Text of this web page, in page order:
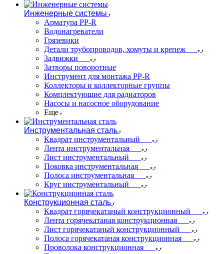
Инженерные системы
Арматура PP-R
Водонагреватели
Грязевики
Детали трубопроводов, хомуты и крепеж
Задвижки
Затворы поворотные
Инструмент для монтажа PP-R
Коллекторы и коллекторные группы
Комплектующие для радиаторов
Насосы и насосное оборудование
Еще
Инструментальная сталь
Квадрат инструментальный
Лента инструментальная
Лист инструментальный
Поковка инструментальная
Полоса инструментальная
Круг инструментальный
Конструкционная сталь
Квадрат горячекатаный конструкционный
Лента горячекатаная конструкционная
Лист горячекатаный конструкционный
Полоса горячекатаная конструкционная
Проволока конструкционная